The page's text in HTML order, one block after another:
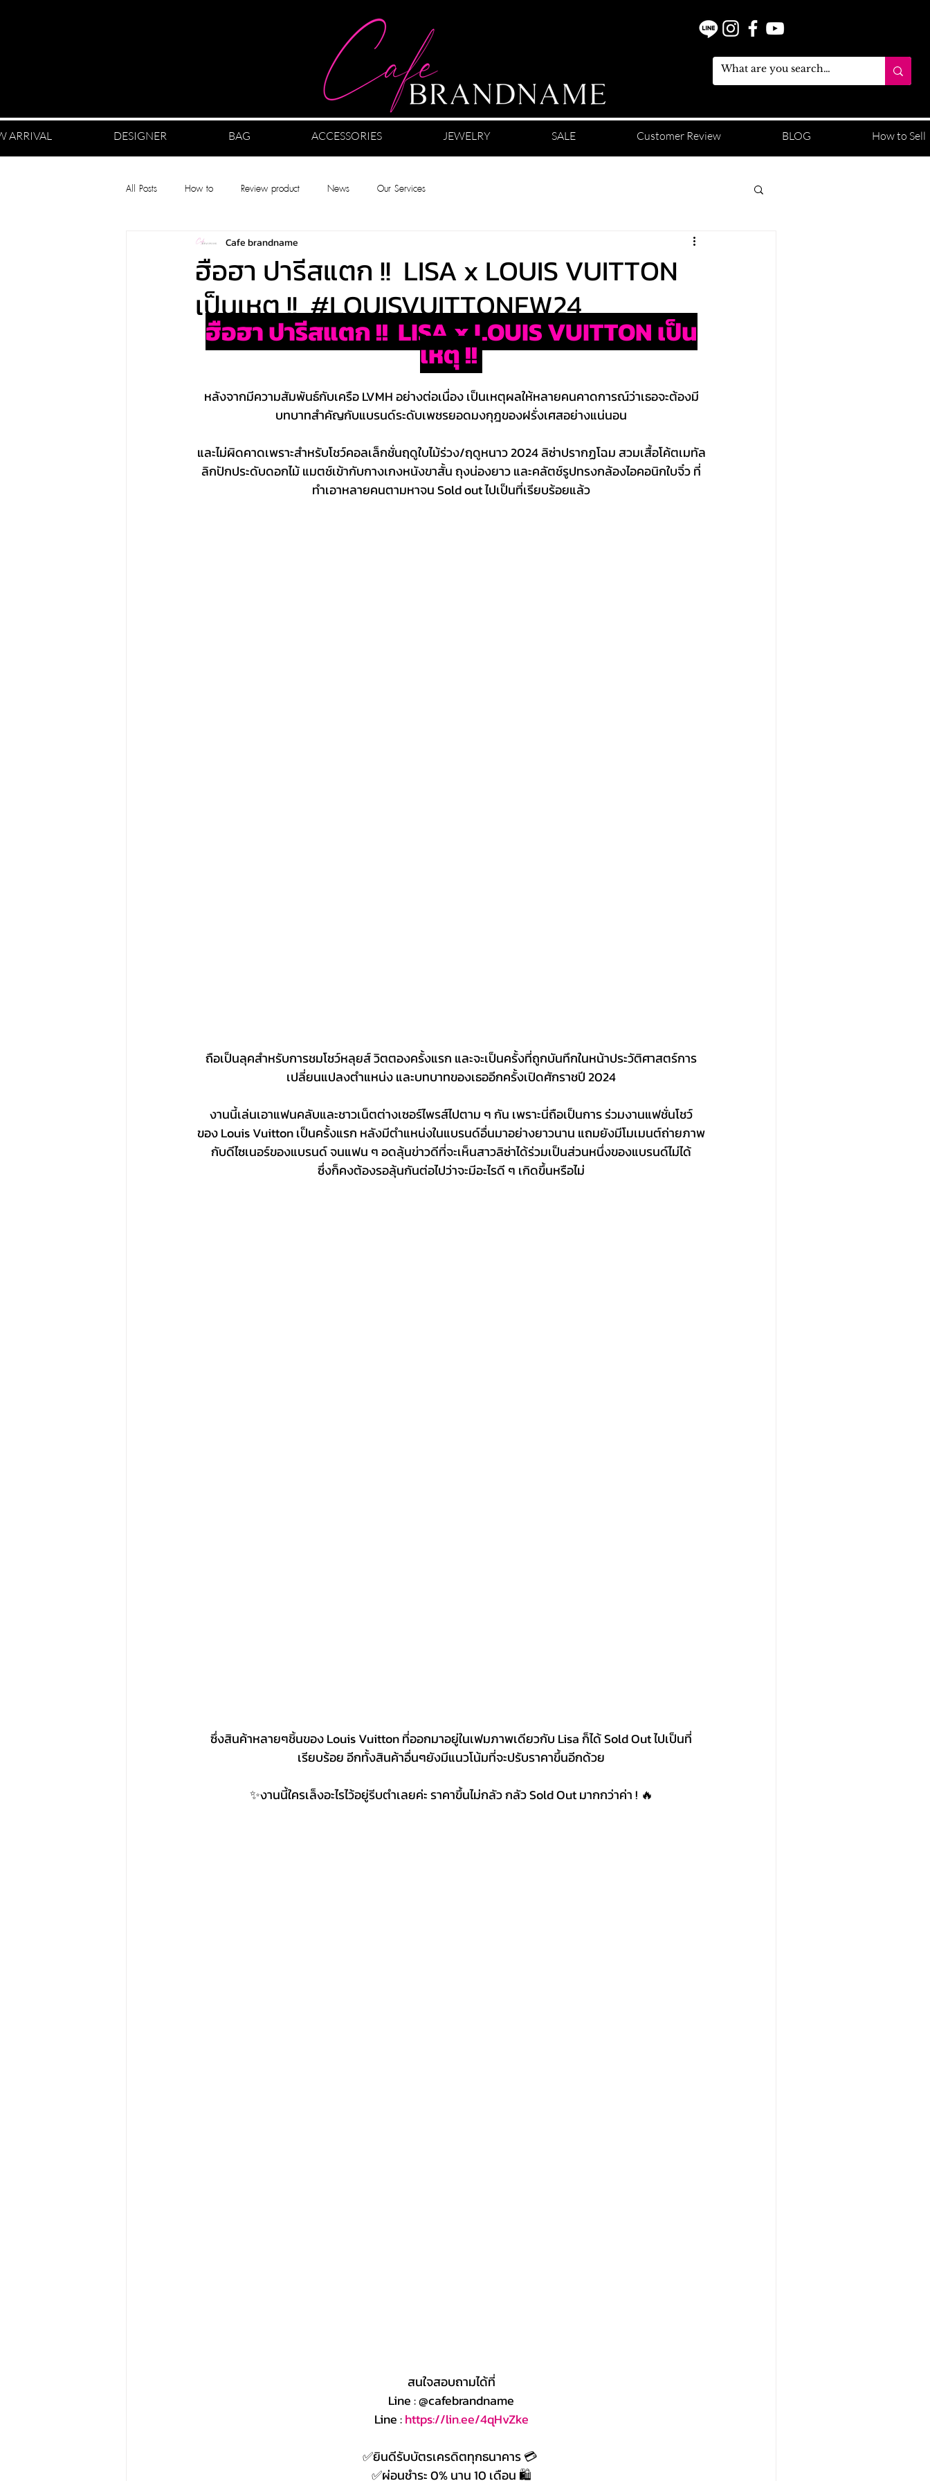
ARRIVAL DESIGNER BAG ACCESSORIES JEWELRY SALE Customer Review BLOG How to Sell
All Posts How to Review product News Our Services
ฮือฮา ปารีสแตก !! LISA x LOUIS VUITTON
เป็นเหตุ !! #LOUISVUITTONFW24
Cafe brandname
ฮือฮา ปารีสแตก !!  LISA x LOUIS VUITTON เป็น
เหตุ !!
หลังจากมีความสัมพันธ์กับเครือ LVMH อย่างต่อเนื่อง เป็นเหตุผลให้หลายคนคาดการณ์ว่าเธอจะต้องมี
บทบาทสำคัญกับแบรนด์ระดับเพชรยอดมงกุฎของฝรั่งเศสอย่างแน่นอน
และไม่ผิดคาดเพราะสำหรับโชว์คอลเล็กชั่นฤดูใบไม้ร่วง/ฤดูหนาว 2024 ลิซ่าปรากฏโฉม สวมเสื้อโค้ตเมทัล
ลิกปักประดับดอกไม้ แมตช์เข้ากับกางเกงหนังขาสั้น ถุงน่องยาว และคลัตช์รูปทรงกล้องไอคอนิกใบจิ๋ว ที่
ทำเอาหลายคนตามหาจน Sold out ไปเป็นที่เรียบร้อยแล้ว
ถือเป็นลุคสำหรับการชมโชว์หลุยส์ วิตตองครั้งแรก และจะเป็นครั้งที่ถูกบันทึกในหน้าประวัติศาสตร์การ
เปลี่ยนแปลงตำแหน่ง และบทบาทของเธออีกครั้งเปิดศักราชปี 2024
งานนี้เล่นเอาแฟนคลับและชาวเน็ตต่างเซอร์ไพรส์ไปตาม ๆ กัน เพราะนี่ถือเป็นการ ร่วมงานแฟชั่นโชว์
ของ Louis Vuitton เป็นครั้งแรก หลังมีตำแหน่งในแบรนด์อื่นมาอย่างยาวนาน แถมยังมีโมเมนต์ถ่ายภาพ
กับดีไซเนอร์ของแบรนด์ จนแฟน ๆ อดลุ้นข่าวดีที่จะเห็นสาวลิซ่าได้ร่วมเป็นส่วนหนึ่งของแบรนด์ไม่ได้
ซึ่งก็คงต้องรอลุ้นกันต่อไปว่าจะมีอะไรดี ๆ เกิดขึ้นหรือไม่
ซึ่งสินค้าหลายๆชิ้นของ Louis Vuitton ที่ออกมาอยู่ในเฟมภาพเดียวกับ Lisa ก็ได้ Sold Out ไปเป็นที่
เรียบร้อย อีกทั้งสินค้าอื่นๆยังมีแนวโน้มที่จะปรับราคาขึ้นอีกด้วย
✨งานนี้ใครเล็งอะไรไว้อยู่รีบตำเลยค่ะ ราคาขึ้นไม่กลัว กลัว Sold Out มากกว่าค่า ! 🔥
สนใจสอบถามได้ที่
Line : @cafebrandname
Line : https://lin.ee/4qHvZke
✅ยินดีรับบัตรเครดิตทุกธนาคาร 💳
✅ผ่อนชำระ 0% นาน 10 เดือน 🛍